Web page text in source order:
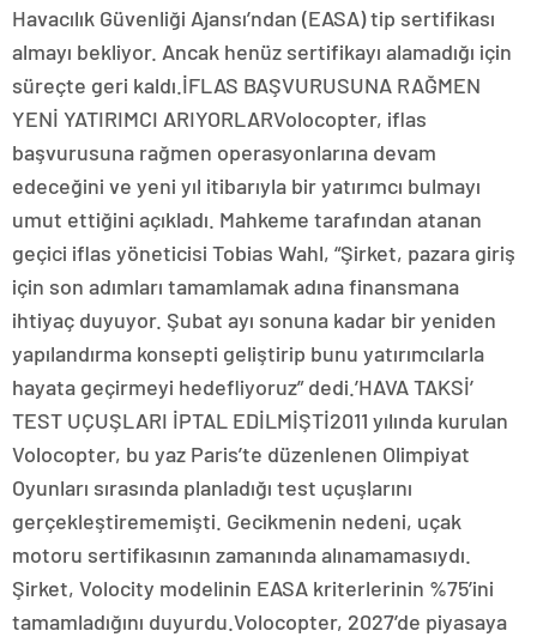
Havacılık Güvenliği Ajansı’ndan (EASA) tip sertifikası
almayı bekliyor. Ancak henüz sertifikayı alamadığı için
süreçte geri kaldı.İFLAS BAŞVURUSUNA RAĞMEN
YENİ YATIRIMCI ARIYORLARVolocopter, iflas
başvurusuna rağmen operasyonlarına devam
edeceğini ve yeni yıl itibarıyla bir yatırımcı bulmayı
umut ettiğini açıkladı. Mahkeme tarafından atanan
geçici iflas yöneticisi Tobias Wahl, “Şirket, pazara giriş
için son adımları tamamlamak adına finansmana
ihtiyaç duyuyor. Şubat ayı sonuna kadar bir yeniden
yapılandırma konsepti geliştirip bunu yatırımcılarla
hayata geçirmeyi hedefliyoruz” dedi.’HAVA TAKSİ’
TEST UÇUŞLARI İPTAL EDİLMİŞTİ2011 yılında kurulan
Volocopter, bu yaz Paris’te düzenlenen Olimpiyat
Oyunları sırasında planladığı test uçuşlarını
gerçekleştirememişti. Gecikmenin nedeni, uçak
motoru sertifikasının zamanında alınamamasıydı.
Şirket, Volocity modelinin EASA kriterlerinin %75’ini
tamamladığını duyurdu.Volocopter, 2027’de piyasaya